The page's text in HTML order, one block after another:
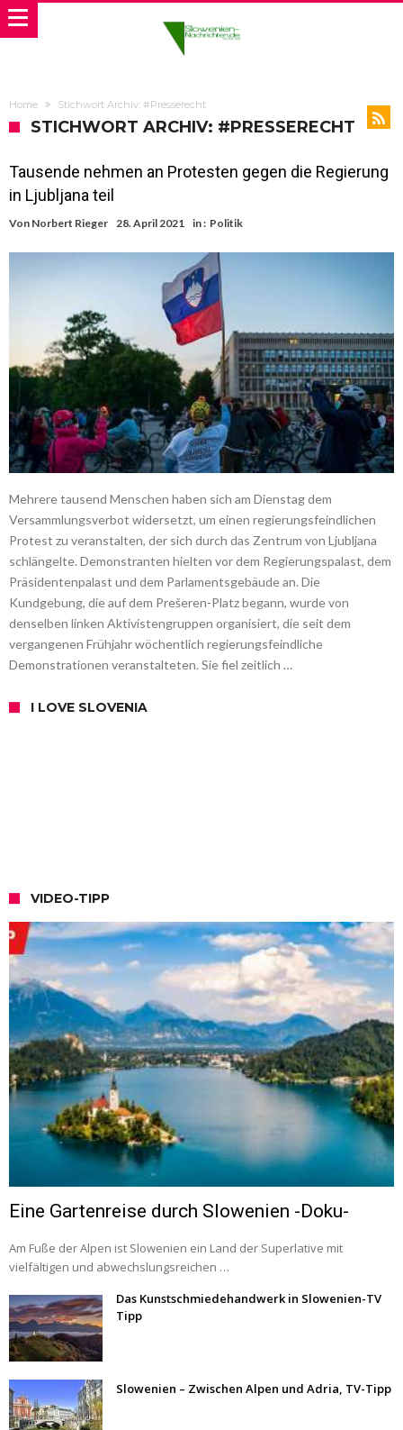
Home Stichwort Archiv: #Presserecht
STICHWORT ARCHIV: #PRESSERECHT
Tausende nehmen an Protesten gegen die Regierung
in Ljubljana teil
Von Norbert Rieger 28. April 2021 in : Politik
Mehrere tausend Menschen haben sich am Dienstag dem
Versammlungsverbot widersetzt, um einen regierungsfeindlichen
Protest zu veranstalten, der sich durch das Zentrum von Ljubljana
schlängelte. Demonstranten hielten vor dem Regierungspalast, dem
Präsidentenpalast und dem Parlamentsgebäude an. Die
Kundgebung, die auf dem Prešeren-Platz begann, wurde von
denselben linken Aktivistengruppen organisiert, die seit dem
vergangenen Frühjahr wöchentlich regierungsfeindliche
Demonstrationen veranstalteten. Sie fiel zeitlich …
I LOVE SLOVENIA
VIDEO-TIPP
Eine Gartenreise durch Slowenien -Doku-
Am Fuße der Alpen ist Slowenien ein Land der Superlative mit
vielfältigen und abwechslungsreichen …
Das Kunstschmiedehandwerk in Slowenien-TV
Tipp
Slowenien – Zwischen Alpen und Adria, TV-Tipp